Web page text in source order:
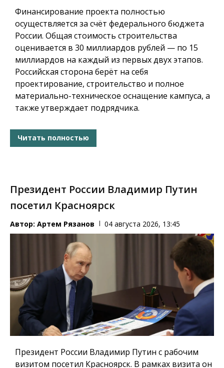
Финансирование проекта полностью
осуществляется за счёт федерального бюджета
России. Общая стоимость строительства
оценивается в 30 миллиардов рублей — по 15
миллиардов на каждый из первых двух этапов.
Российская сторона берёт на себя
проектирование, строительство и полное
материально-техническое оснащение кампуса, а
также утверждает подрядчика.
Читать полностью
Президент России Владимир Путин
посетил Красноярск
Автор: Артем Рязанов 04 августа 2026, 13:45
Президент России Владимир Путин с рабочим
визитом посетил Красноярск. В рамках визита он